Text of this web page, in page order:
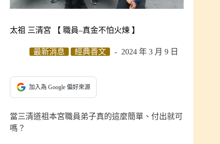
太祖 三清宮 【 職員–真金不怕火煉 】
最新消息 經典善文 2024 年 3 月 9 日
加入為 Google 偏好來源
當三清道祖本宮職員弟子真的這麼簡單、付出就可
嗎？